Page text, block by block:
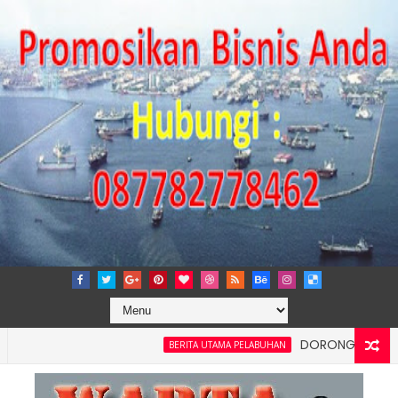
BERITA UTAMA PELABUHAN
DORONG KEMANDIRIAN
Kelancaran Logistik, IPC TPK Siap Operasikan Alat